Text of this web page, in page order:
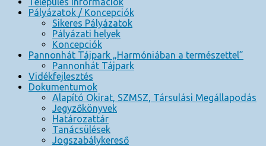
Pályázatok / Koncepciók
Sikeres Pályázatok
Pályázati helyek
Koncepciók
Pannonhát Tájpark „Harmóniában a természettel”
Pannonhát Tájpark
Vidékfejlesztés
Dokumentumok
Alapító Okirat, SZMSZ, Társulási Megállapodás
Jegyzőkönyvek
Határozattár
Tanácsülések
Jogszabálykereső